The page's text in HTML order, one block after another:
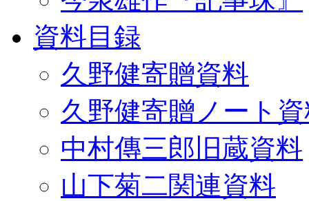
資料目録
久野健寄贈資料
久野健寄贈ノート
中村傳三郎旧蔵資料
山下菊二関連資料